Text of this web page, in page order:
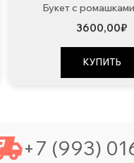
Букет с
3600,00₽
КУПИТЬ
+7 (993)